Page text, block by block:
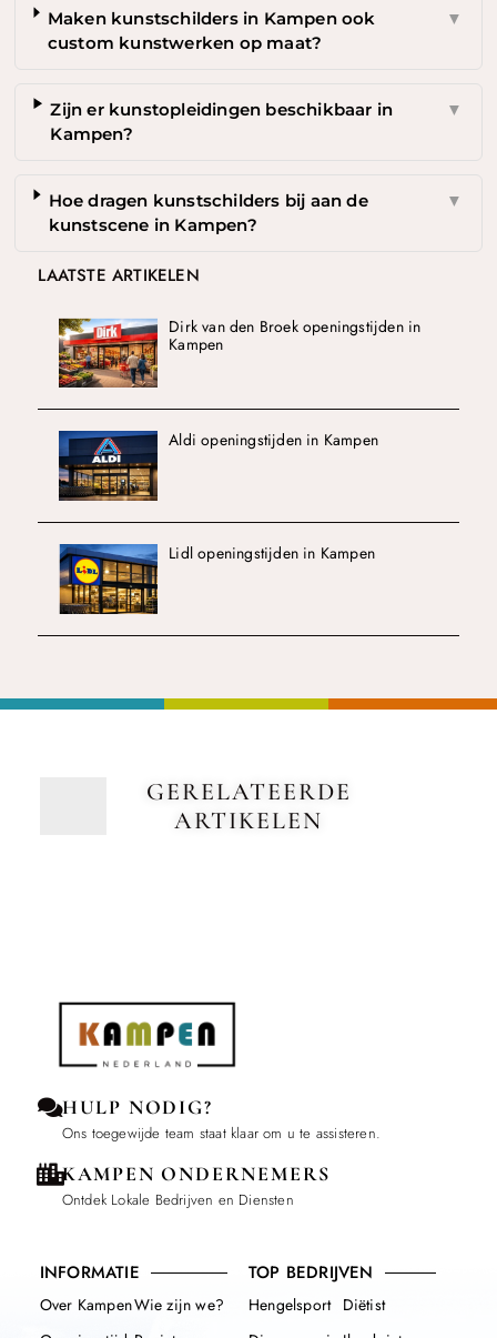
Maken kunstschilders in Kampen ook
custom kunstwerken op maat?
▼
Zijn er kunstopleidingen beschikbaar in
Kampen?
▼
Hoe dragen kunstschilders bij aan de
kunstscene in Kampen?
▼
LAATSTE ARTIKELEN
Dirk van den Broek openingstijden in
Kampen
Aldi openingstijden in Kampen
Lidl openingstijden in Kampen
GERELATEERDE
ARTIKELEN
HULP NODIG?
Ons toegewijde team staat klaar om u te assisteren.
KAMPEN ONDERNEMERS
Ontdek Lokale Bedrijven en Diensten
INFORMATIE
Over KampenWie zijn we?
TOP BEDRIJVEN
Hengelsport Diëtist